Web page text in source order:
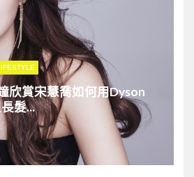
欣賞宋慧喬如何用Dyson
髮...